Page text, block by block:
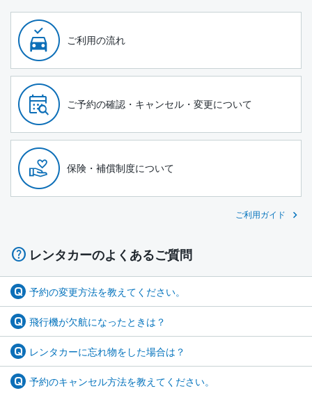
ご利用の流れ
ご予約の確認・キャンセル・変更について
保険・補償制度について
ご利用ガイド
レンタカーのよくあるご質問
予約の変更方法を教えてください。
飛行機が欠航になったときは？
レンタカーに忘れ物をした場合は？
予約のキャンセル方法を教えてください。